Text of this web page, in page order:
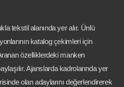
tekstil alanında yer alır. Ünlü
katalog çekimleri için
özelliklerdeki manken
Ajanslarda kadrolarında yer
olan adaylarını değerlendirerek